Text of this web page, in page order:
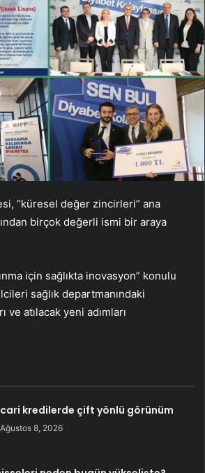
“küresel değer zincirleri” ana
birçok değerli ismi bir araya
için sağlıkta inovasyon” konulu
sağlık departmanındaki
ve atılacak yeni adımları
kredilerde çift yönlü görünüm
Ağustos 8, 2026